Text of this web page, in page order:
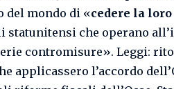
del mondo di «cedere la
statunitensi che operano
contromisure». Leggi:
applicassero l’accordo